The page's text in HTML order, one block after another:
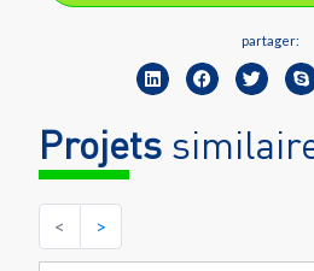
partager:
Projets
< >